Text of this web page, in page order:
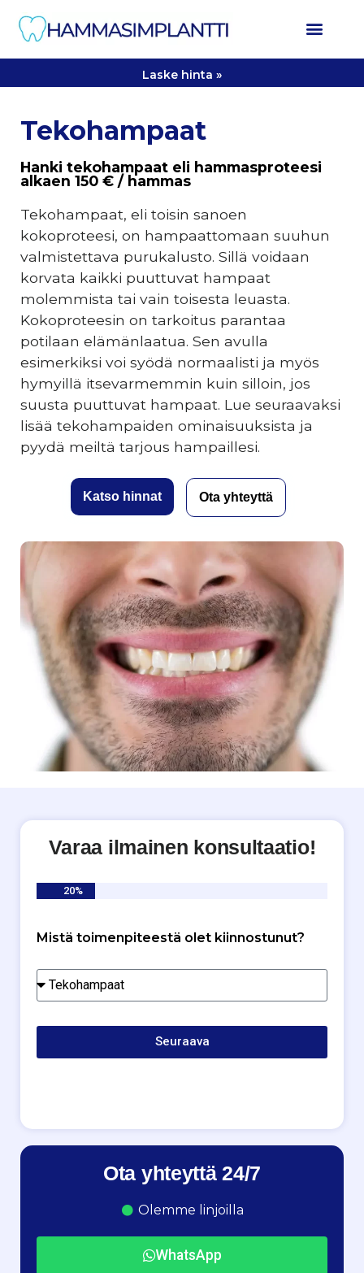
Laske hinta »
Tekohampaat
Hanki tekohampaat eli hammasproteesi
alkaen 150 € / hammas
Tekohampaat, eli toisin sanoen
kokoproteesi, on hampaattomaan suuhun
valmistettava purukalusto. Sillä voidaan
korvata kaikki puuttuvat hampaat
molemmista tai vain toisesta leuasta.
Kokoproteesin on tarkoitus parantaa
potilaan elämänlaatua. Sen avulla
esimerkiksi voi syödä normaalisti ja myös
hymyillä itsevarmemmin kuin silloin, jos
suusta puuttuvat hampaat. Lue seuraavaksi
lisää tekohampaiden ominaisuuksista ja
pyydä meiltä tarjous hampaillesi.
Katso hinnat Ota yhteyttä
Varaa ilmainen konsultaatio!
20%
Mistä toimenpiteestä olet kiinnostunut?
Seuraava
Ota yhteyttä 24/7
Olemme linjoilla
WhatsApp